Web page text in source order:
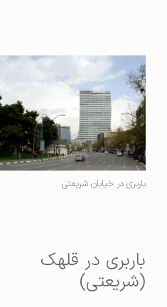
باربری در خیابان شریعتی
باربری در قلهک
(شریعتی)